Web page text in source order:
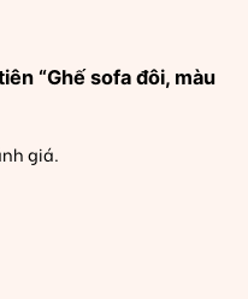
“Ghế sofa đôi, màu
giá.